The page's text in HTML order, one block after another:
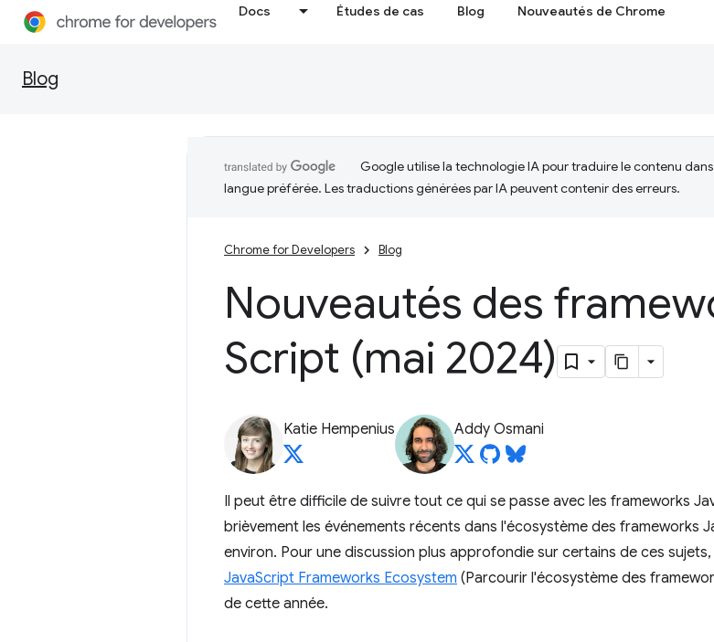
Docs Études de cas Blog Nouveautés de Chrome
Blog
Google utilise la technologie IA pour traduire le contenu
langue préférée. Les traductions générées par IA peuvent contenir des erreurs.
Chrome for Developers Blog
Nouveautés des
Script (mai 2024)
Katie Hempenius Addy Osmani
Il peut être difficile de suivre tout ce qui se passe avec les frameworks
brièvement les événements récents dans l'écosystème des frameworks
environ. Pour une discussion plus approfondie sur certains de ces
JavaScript Frameworks Ecosystem (Parcourir l'écosystème des
de cette année.